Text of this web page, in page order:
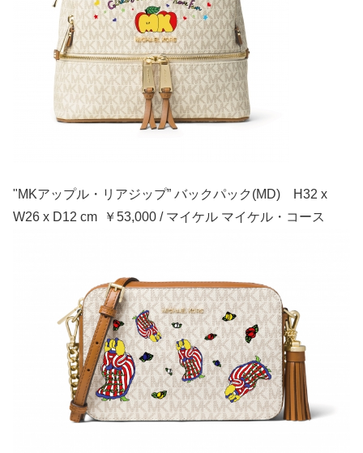
"MKアップル・リアジップ” バックパック(MD) H32 x
W26 x D12 cm ￥53,000 / マイケル マイケル・コース